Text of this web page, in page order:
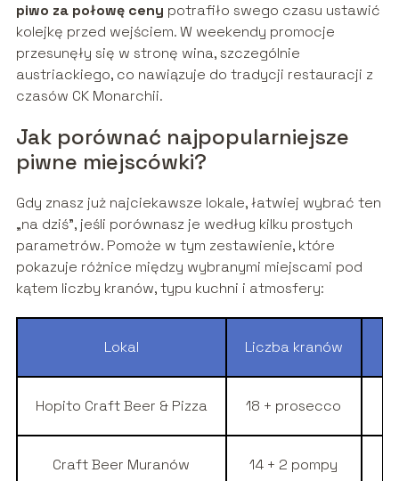
piwo za połowę ceny potrafiło swego czasu ustawić
kolejkę przed wejściem. W weekendy promocje
przesunęły się w stronę wina, szczególnie
austriackiego, co nawiązuje do tradycji restauracji z
czasów CK Monarchii.
Jak porównać najpopularniejsze
piwne miejscówki?
Gdy znasz już najciekawsze lokale, łatwiej wybrać ten
„na dziś”, jeśli porównasz je według kilku prostych
parametrów. Pomoże w tym zestawienie, które
pokazuje różnice między wybranymi miejscami pod
kątem liczby kranów, typu kuchni i atmosfery:
Lokal Liczba kranów
Hopito Craft Beer & Pizza 18 + prosecco
Craft Beer Muranów 14 + 2 pompy